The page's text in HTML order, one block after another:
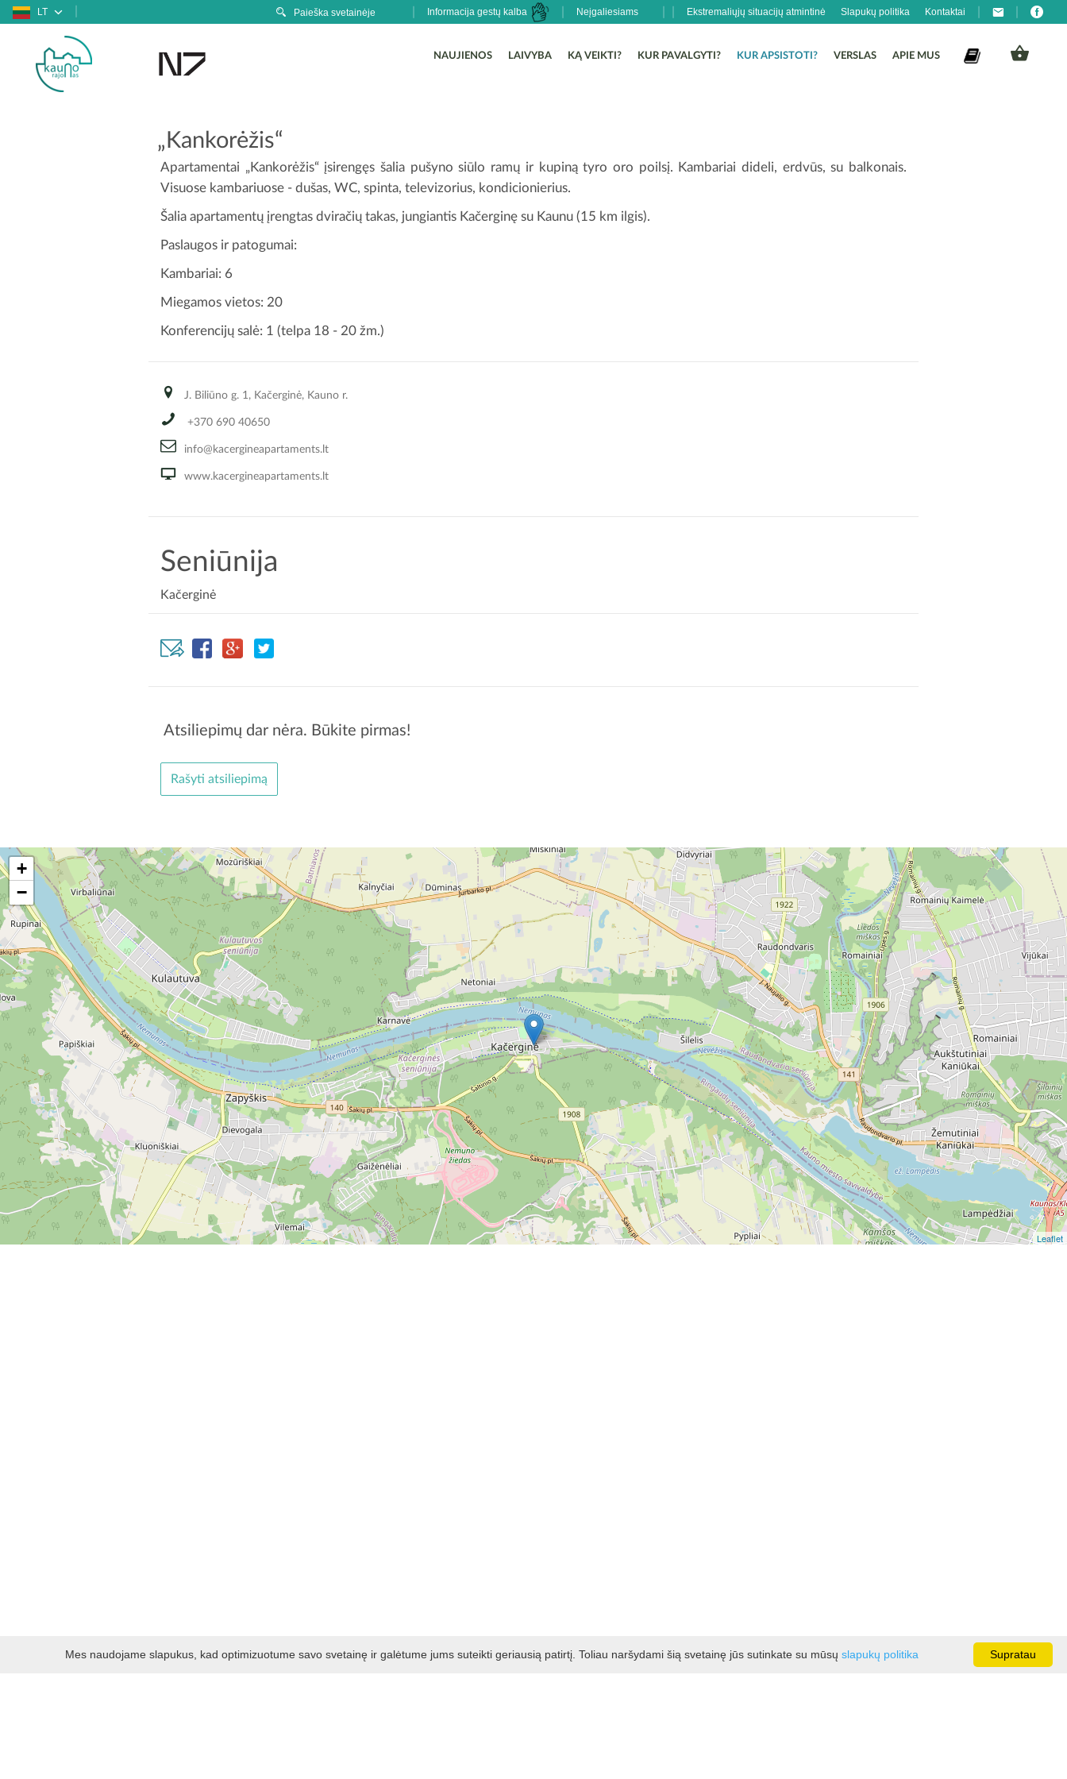
LT Ekstremaliųjų situacijų atmintinė Slapukų politika Kontaktai
Neįgaliesiams
Informacija gestų kalba
NAUJIENOS LAIVYBA KĄ VEIKTI? KUR PAVALGYTI? KUR APSISTOTI? VERSLAS APIE MUS
„Kankorėžis“
Apartamentai „Kankorėžis“ įsirengęs šalia pušyno siūlo ramų ir kupiną tyro oro poilsį. Kambariai dideli, erdvūs, su balkonais.
Visuose kambariuose - dušas, WC, spinta, televizorius, kondicionierius.
Šalia apartamentų įrengtas dviračių takas, jungiantis Kačerginę su Kaunu (15 km ilgis).
Paslaugos ir patogumai:
Kambariai: 6
Miegamos vietos: 20
Konferencijų salė: 1 (telpa 18 - 20 žm.)
J. Biliūno g. 1, Kačerginė, Kauno r.
+370 690 40650
info@kacergineapartaments.lt
www.kacergineapartaments.lt
Seniūnija
Kačerginė
Atsiliepimų dar nėra. Būkite pirmas!
Rašyti atsiliepimą
+
−
Leaflet
Supratau
Mes naudojame slapukus, kad optimizuotume savo svetainę ir galėtume jums suteikti geriausią patirtį. Toliau naršydami šią svetainę jūs sutinkate su mūsų slapukų politika